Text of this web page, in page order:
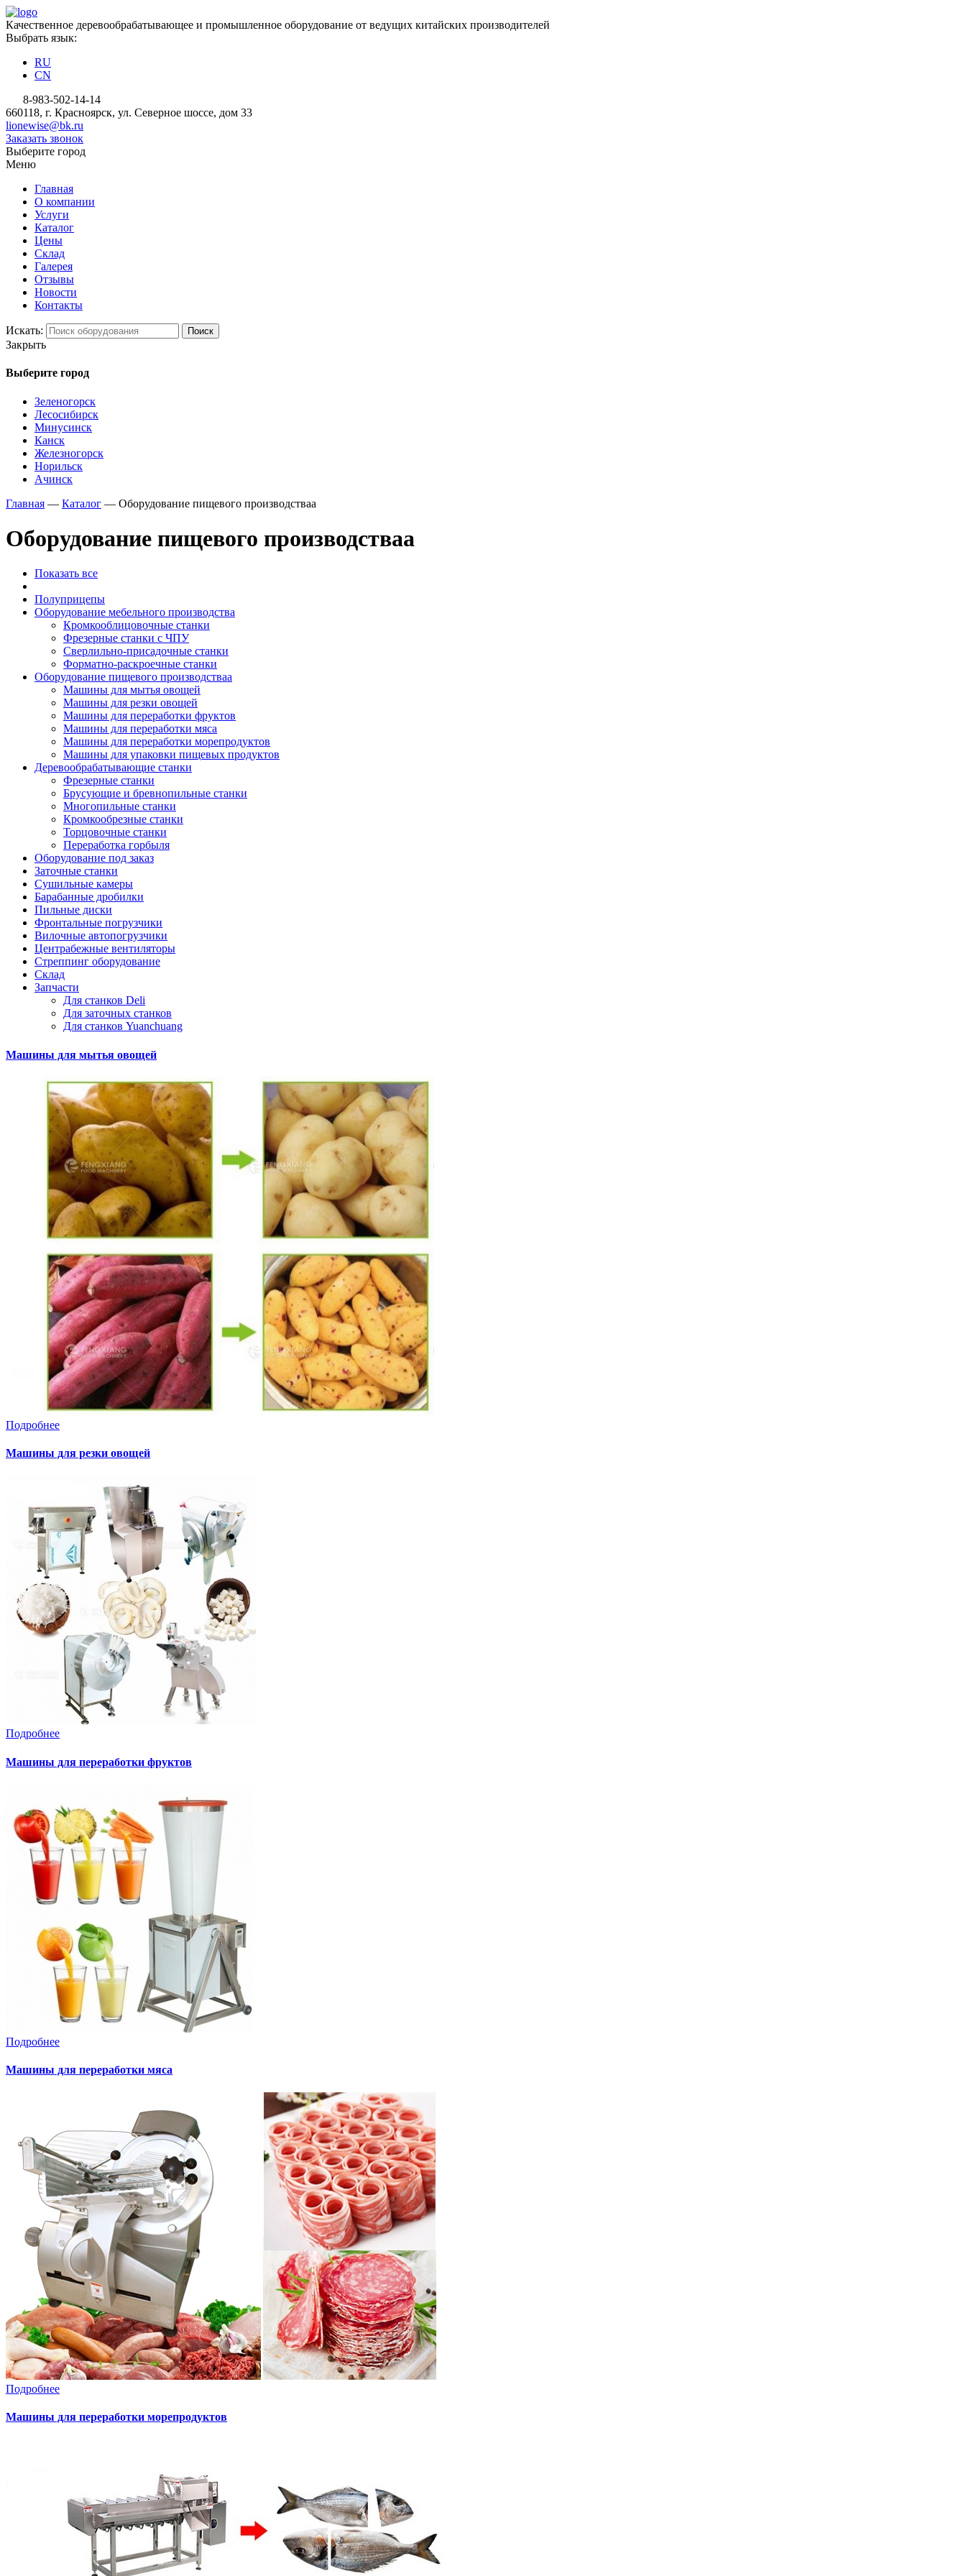
Качественное деревообрабатывающее и промышленное оборудование от ведущих китайских производителей
Выбрать язык:
RU
CN
8-983-502-14-14
660118, г. Красноярск, ул. Северное шоссе, дом 33
lionewise@bk.ru
Заказать звонок
Выберите город
Меню
Главная
О компании
Услуги
Каталог
Цены
Склад
Галерея
Отзывы
Новости
Контакты
Искать: Поиск
Закрыть
Выберите город
Зеленогорск
Лесосибирск
Минусинск
Канск
Железногорск
Норильск
Ачинск
Главная — Каталог — Оборудование пищевого производстваа
Оборудование пищевого производстваа
Показать все
Полуприцепы
Оборудование мебельного производства
Кромкооблицовочные станки
Фрезерные станки с ЧПУ
Сверлильно-присадочные станки
Форматно-раскроечные станки
Оборудование пищевого производстваа
Машины для мытья овощей
Машины для резки овощей
Машины для переработки фруктов
Машины для переработки мяса
Машины для переработки морепродуктов
Машины для упаковки пищевых продуктов
Деревообрабатывающие станки
Фрезерные станки
Брусующие и бревнопильные станки
Многопильные станки
Кромкообрезные станки
Торцовочные станки
Переработка горбыля
Оборудование под заказ
Заточные станки
Сушильные камеры
Барабанные дробилки
Пильные диски
Фронтальные погрузчики
Вилочные автопогрузчики
Центрабежные вентиляторы
Стреппинг оборудование
Склад
Запчасти
Для станков Deli
Для заточных станков
Для cтанков Yuanchuang
Машины для мытья овощей
Подробнее
Машины для резки овощей
Подробнее
Машины для переработки фруктов
Подробнее
Машины для переработки мяса
Подробнее
Машины для переработки морепродуктов